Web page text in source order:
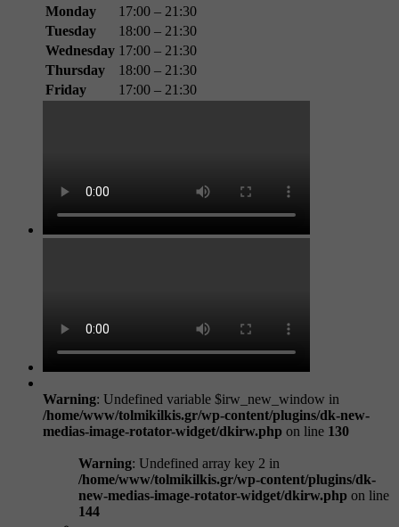
Monday
17:00 – 21:30
Tuesday
18:00 – 21:30
Wednesday 17:00 – 21:30
Thursday
18:00 – 21:30
Friday
17:00 – 21:30
Warning: Undefined variable $irw_new_window in
/home/www/tolmikilkis.gr/wp-content/plugins/dk-new-
medias-image-rotator-widget/dkirw.php on line 130
Warning: Undefined array key 2 in
/home/www/tolmikilkis.gr/wp-content/plugins/dk-
new-medias-image-rotator-widget/dkirw.php on line
144